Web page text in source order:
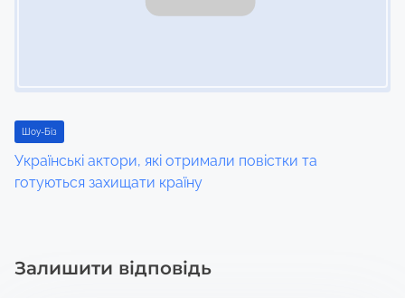
Шоу-Біз
Українські актори, які отримали повістки та
готуються захищати країну
Залишити відповідь